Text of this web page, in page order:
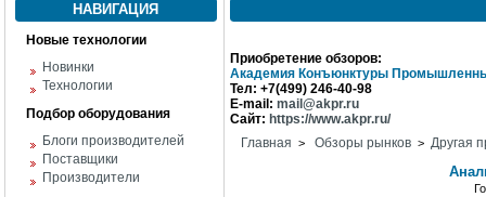
НАВИГАЦИЯ
Новые технологии
Новинки
Технологии
Подбор оборудования
Блоги производителей
Поставщики
Производители
Приобретение обзоров:
Академия Конъюнктуры
Тел: +7(499) 246-40-98
E-mail: mail@akpr.ru
Сайт: https://www.akpr.ru/
Главная > Обзоры рынков > Другая